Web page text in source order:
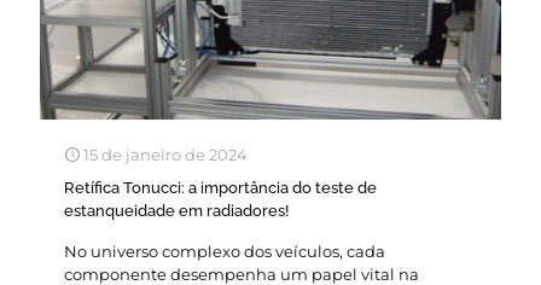
15 de janeiro de 2024
Retífica Tonucci: a importância do teste de
estanqueidade em radiadores!
No universo complexo dos veículos, cada
componente desempenha um papel vital na